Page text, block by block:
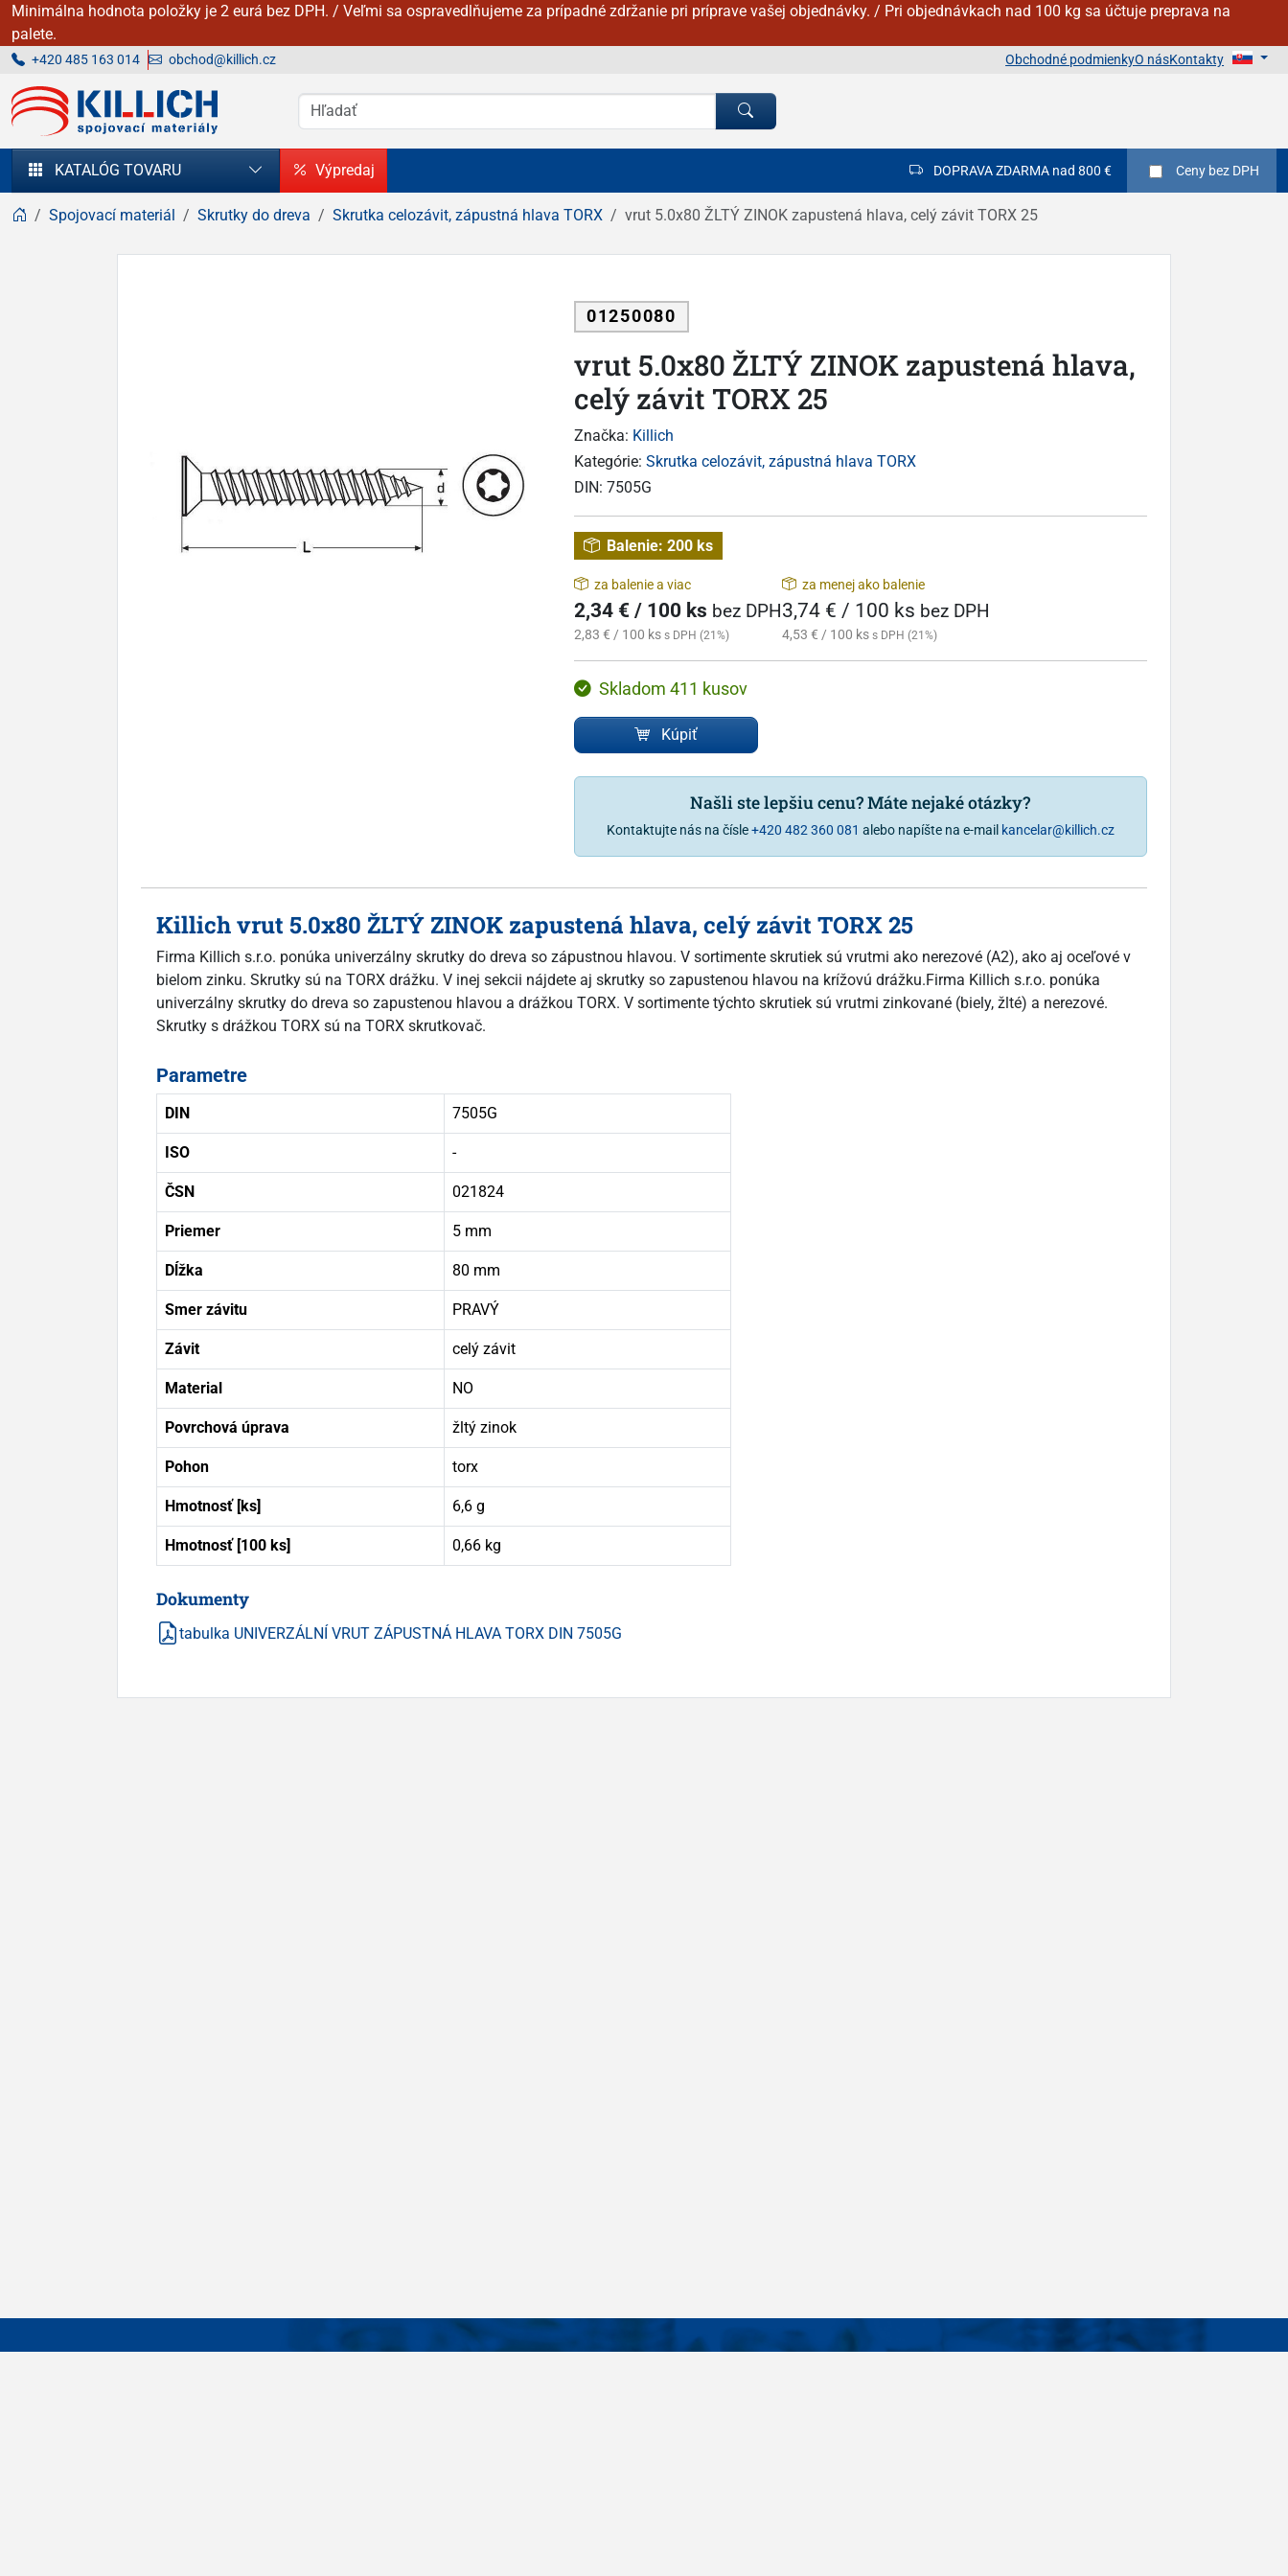
Minimálna hodnota položky je 2 eurá bez DPH. / Veľmi sa ospravedlňujeme za prípadné zdržanie pri príprave vašej objednávky. / Pri objednávkach nad 100 kg sa účtuje preprava na
palete.
+420 485 163 014 obchod@killich.cz Obchodné podmienkyO násKontakty
KILLICH - Spojovacie materiály
KATALÓG TOVARU Výpredaj DOPRAVA ZDARMA nad 800 € Ceny bez DPH
Spojovací materiál Skrutky do dreva Skrutka celozávit, zápustná hlava TORX vrut 5.0x80 ŽLTÝ ZINOK zapustená hlava, celý závit TORX 25
01250080
vrut 5.0x80 ŽLTÝ ZINOK zapustená hlava,
celý závit TORX 25
Značka: Killich
Kategórie: Skrutka celozávit, zápustná hlava TORX
DIN: 7505G
Balenie: 200 ks
za balenie a viac
2,34 € / 100 ks bez DPH
2,83 € / 100 ks s DPH (21%)
za menej ako balenie
3,74 € / 100 ks bez DPH
4,53 € / 100 ks s DPH (21%)
Skladom 411 kusov
Kúpiť
Našli ste lepšiu cenu? Máte nejaké otázky?
Kontaktujte nás na čísle+420 482 360 081 alebo napíšte na e-mail kancelar@killich.cz
Killich vrut 5.0x80 ŽLTÝ ZINOK zapustená hlava, celý závit TORX 25
Firma Killich s.r.o. ponúka univerzálny skrutky do dreva so zápustnou hlavou. V sortimente skrutiek sú vrutmi ako nerezové (A2), ako aj oceľové v
bielom zinku. Skrutky sú na TORX drážku. V inej sekcii nájdete aj skrutky so zapustenou hlavou na krížovú drážku.Firma Killich s.r.o. ponúka
univerzálny skrutky do dreva so zapustenou hlavou a drážkou TORX. V sortimente týchto skrutiek sú vrutmi zinkované (biely, žlté) a nerezové.
Skrutky s drážkou TORX sú na TORX skrutkovač.
Parametre
DIN 7505G
ISO -
ČSN 021824
Priemer 5 mm
Dĺžka 80 mm
Smer závitu PRAVÝ
Závit celý závit
Material NO
Povrchová úprava žltý zinok
Pohon torx
Hmotnosť [ks] 6,6 g
Hmotnosť [100 ks] 0,66 kg
Dokumenty
tabulka UNIVERZÁLNÍ VRUT ZÁPUSTNÁ HLAVA TORX DIN 7505G